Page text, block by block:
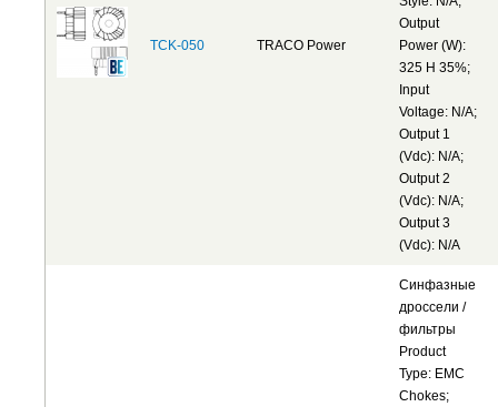
TCK-050 TRACO Power
Output
Power (W):
325 H 35%;
Input
Voltage: N/A;
Output 1
(Vdc): N/A;
Output 2
(Vdc): N/A;
Output 3
(Vdc): N/A
Синфазные
дроссели /
фильтры
Product
Type: EMC
Chokes;